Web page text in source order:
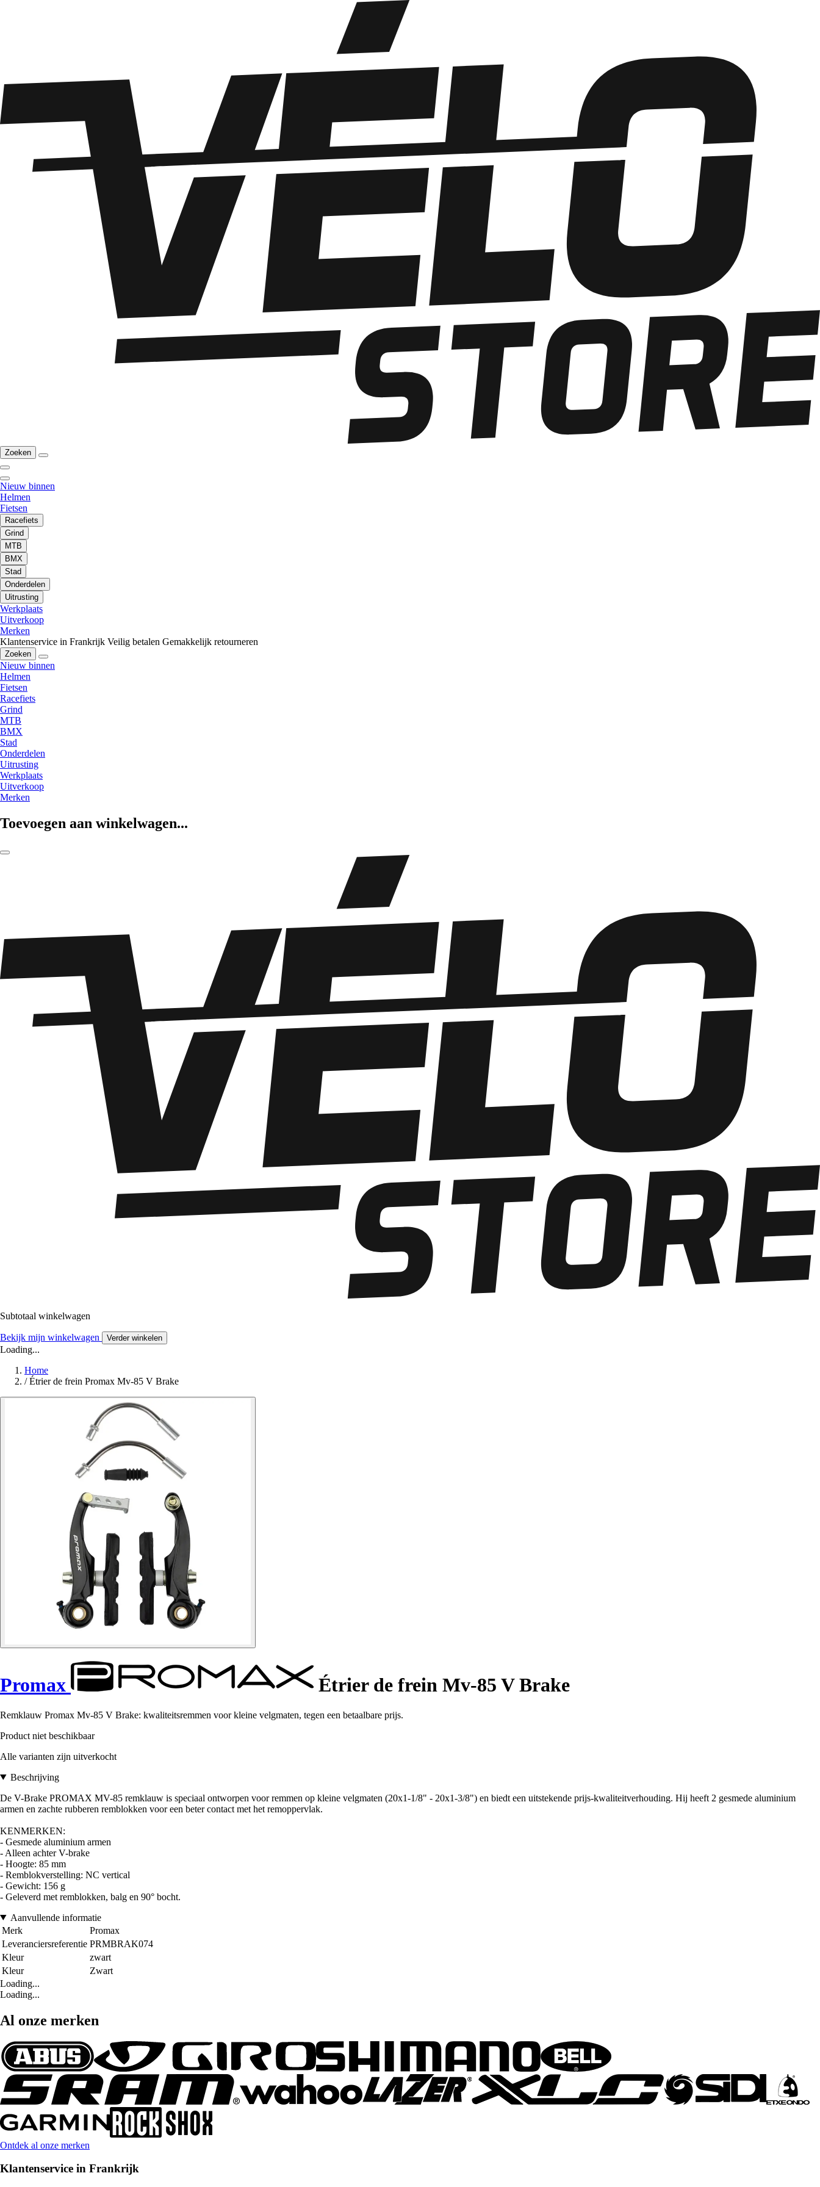
Zoeken
Nieuw binnen
Helmen
Fietsen
Racefiets
Grind
MTB
BMX
Stad
Onderdelen
Uitrusting
Werkplaats
Uitverkoop
Merken
Klantenservice in Frankrijk Veilig betalen Gemakkelijk retourneren
Zoeken
Nieuw binnen
Helmen
Fietsen
Racefiets
Grind
MTB
BMX
Stad
Onderdelen
Uitrusting
Werkplaats
Uitverkoop
Merken
Toevoegen aan winkelwagen...
Subtotaal winkelwagen
Bekijk mijn winkelwagen Verder winkelen
Loading...
Home
/ Étrier de frein Promax Mv-85 V Brake
Promax Étrier de frein Mv-85 V Brake
Remklauw Promax Mv-85 V Brake: kwaliteitsremmen voor kleine velgmaten, tegen een betaalbare prijs.
Product niet beschikbaar
Alle varianten zijn uitverkocht
Beschrijving
De V-Brake PROMAX MV-85 remklauw is speciaal ontworpen voor remmen op kleine velgmaten (20x1-1/8" - 20x1-3/8") en biedt een uitstekende prijs-kwaliteitverhouding. Hij heeft 2 gesmede aluminium
armen en zachte rubberen remblokken voor een beter contact met het remoppervlak.
KENMERKEN:
- Gesmede aluminium armen
- Alleen achter V-brake
- Hoogte: 85 mm
- Remblokverstelling: NC vertical
- Gewicht: 156 g
- Geleverd met remblokken, balg en 90° bocht.
Aanvullende informatie
Merk
Promax
Leveranciersreferentie PRMBRAK074
Kleur
zwart
Kleur
Zwart
Loading...
Loading...
Al onze merken
Ontdek al onze merken
Klantenservice in Frankrijk